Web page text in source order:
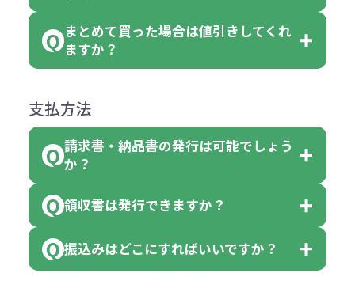
但し、ロゴなど名入れ印刷をされる
費用）
色指定できる商品に付きましては商
品詳細の購入の所で色が選べるよう
になっております。
クエアトート」を300個注文した場
クエアトート」は10個単位でしたら
色を指定出来るので、ピンクを100
個、ブルーを90個、イエローを110
【色指定の仕方】
●初期不良または不良品（破損、故
障）の場合
合
●名入れ、オリジナルの内容が異な
っていた場合
または返金にて対応させていただき
ます。
その際不良品については送料着払い
名入れありの場合の代金の計算方法
は下記の通りです。
計算例：
＜1色印刷の場合＞
（提供価格（商品代）+名入れ費用
（印刷代））×枚数+製版代
（提供価格（商品代）+名入れ費用
まとめて買った場合は値引きしてくれ
ますか？
商品によりますが、お見積もりさせ
ていただきます。
見積もりサポートから個別でお問い
支払方法
請求書・納品書の発行は可能でしょう
か？
会員様はマイページより各種帳票の
ダウンロードが可能です。
詳しくはこちらはご確認ください。
領収書は発行できますか？
会員様はマイページより各種帳票の
振込みはどこにすればいいですか？